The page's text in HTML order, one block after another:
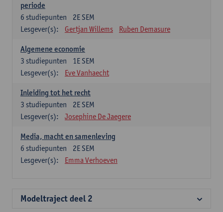
periode
2E SEM
6 studiepunten
Lesgever(s):
Gertjan Willems Ruben Demasure
Algemene economie
1E SEM
3 studiepunten
Lesgever(s):
Eve Vanhaecht
Inleiding tot het recht
2E SEM
3 studiepunten
Lesgever(s):
Josephine De Jaegere
Media, macht en samenleving
2E SEM
6 studiepunten
Lesgever(s):
Emma Verhoeven
Modeltraject deel 2